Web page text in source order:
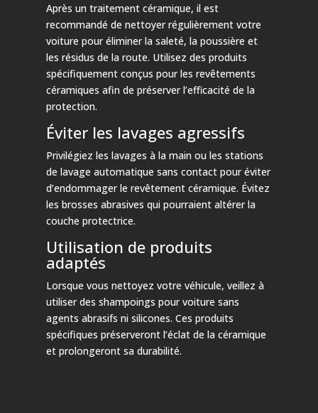
Après un traitement céramique, il est
recommandé de nettoyer régulièrement votre
voiture pour éliminer la saleté, la poussière et
les résidus de la route. Utilisez des produits
spécifiquement conçus pour les revêtements
céramiques afin de préserver l’efficacité de la
protection.
Éviter les lavages agressifs
Privilégiez les lavages à la main ou les stations
de lavage automatique sans contact pour éviter
d’endommager le revêtement céramique. Évitez
les brosses abrasives qui pourraient altérer la
couche protectrice.
Utilisation de produits
adaptés
Lorsque vous nettoyez votre véhicule, veillez à
utiliser des shampoings pour voiture sans
agents abrasifs ni silicones. Ces produits
spécifiques préserveront l’éclat de la céramique
et prolongeront sa durabilité.